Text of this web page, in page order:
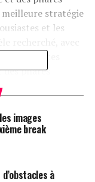
meilleure stratégie
et les
vous êtes
phares
et MX-5 au
à cause de la
pour un MX-5
images
break
à